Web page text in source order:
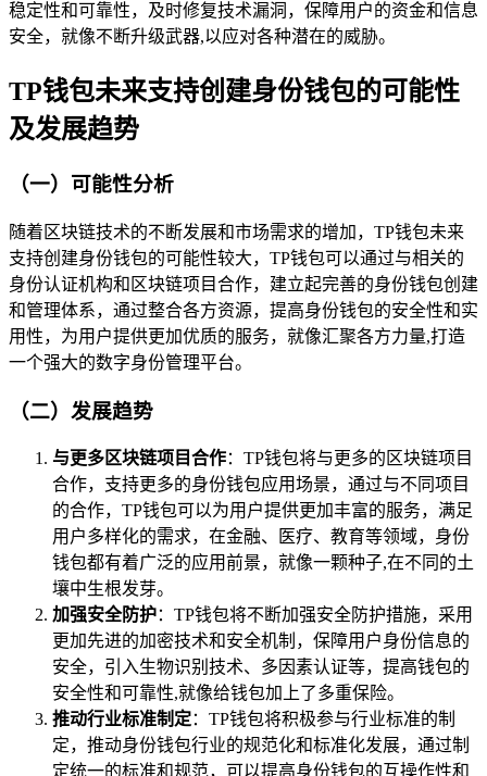
稳定性和可靠性，及时修复技术漏洞，保障用户的资金和信息
安全，就像不断升级武器,以应对各种潜在的威胁。
TP钱包未来支持创建身份钱包的可能性
及发展趋势
（一）可能性分析
随着区块链技术的不断发展和市场需求的增加，TP钱包未来
支持创建身份钱包的可能性较大，TP钱包可以通过与相关的
身份认证机构和区块链项目合作，建立起完善的身份钱包创建
和管理体系，通过整合各方资源，提高身份钱包的安全性和实
用性，为用户提供更加优质的服务，就像汇聚各方力量,打造
一个强大的数字身份管理平台。
（二）发展趋势
与更多区块链项目合作：TP钱包将与更多的区块链项目
合作，支持更多的身份钱包应用场景，通过与不同项目
的合作，TP钱包可以为用户提供更加丰富的服务，满足
用户多样化的需求，在金融、医疗、教育等领域，身份
钱包都有着广泛的应用前景，就像一颗种子,在不同的土
壤中生根发芽。
加强安全防护：TP钱包将不断加强安全防护措施，采用
更加先进的加密技术和安全机制，保障用户身份信息的
安全，引入生物识别技术、多因素认证等，提高钱包的
安全性和可靠性,就像给钱包加上了多重保险。
推动行业标准制定：TP钱包将积极参与行业标准的制
定，推动身份钱包行业的规范化和标准化发展，通过制
定统一的标准和规范，可以提高身份钱包的互操作性和